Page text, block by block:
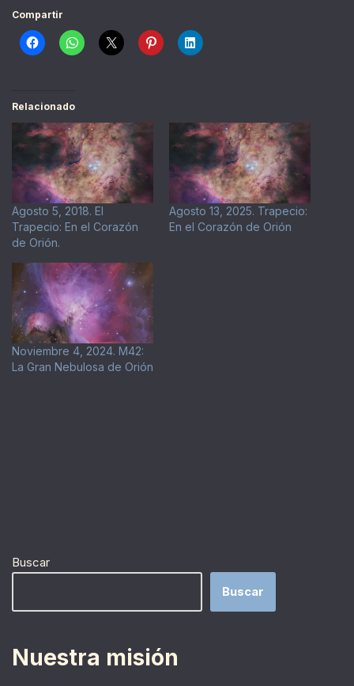
Compartir
Relacionado
Agosto 5, 2018. El
Trapecio: En el Corazón
de Orión.
Agosto 13, 2025. Trapecio:
En el Corazón de Orión
Noviembre 4, 2024. M42:
La Gran Nebulosa de Orión
Buscar
Buscar
Nuestra misión